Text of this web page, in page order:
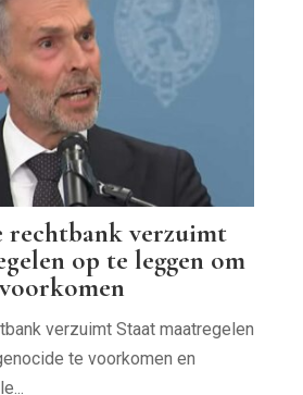
rechtbank verzuimt
op te leggen om
verzuimt Staat maatregelen
te voorkomen en